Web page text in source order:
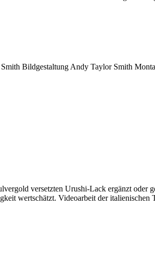
Bildgestaltung Andy Taylor Smith
versetzten Urushi-Lack ergänzt oder
wertschätzt. Videoarbeit der italienischen